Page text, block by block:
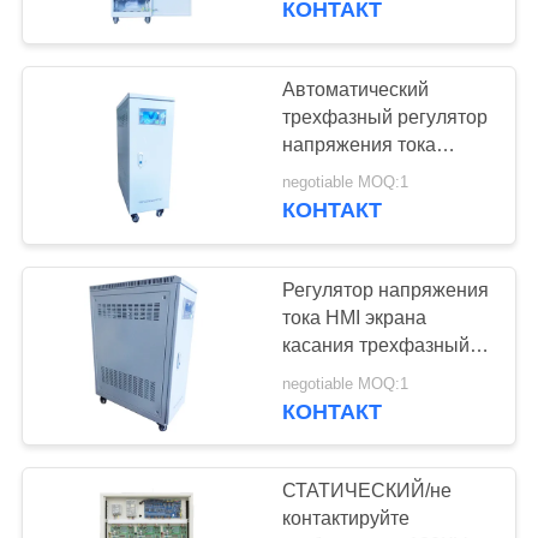
Трансформатор
напряжения тока
постоянного
15
Сухой тип
трансформатор
33
КОНТАКТ
Автоматический
трехфазный регулятор
напряжения тока
энергосберегающее
IP20 45KVA 50Hz
negotiable MOQ:1
КОНТАКТ
Регулятор напряжения
тока HMI экрана
касания трехфазный
TSGC2 SVC 200KVA
negotiable MOQ:1
КОНТАКТ
СТАТИЧЕСКИЙ/не
контактируйте